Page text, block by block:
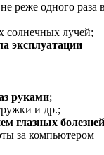
не реже одного раза
солнечных лучей;
эксплуатации
руками;
и др.;
глазных болезней
за компьютером